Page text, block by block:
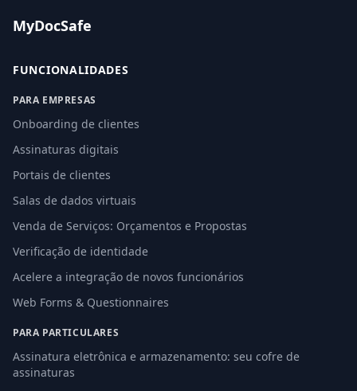
MyDocSafe
FUNCIONALIDADES
PARA EMPRESAS
Onboarding de clientes
Assinaturas digitais
Portais de clientes
Salas de dados virtuais
Venda de Serviços: Orçamentos e Propostas
Verificação de identidade
Acelere a integração de novos funcionários
Web Forms & Questionnaires
PARA PARTICULARES
Assinatura eletrônica e armazenamento: seu cofre de
assinaturas